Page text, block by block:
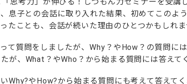
思考力」が伸びる！しつもん力セミナーを受講
息子との会話に取り入れた結果、初めてこのよ
たことも、会話が続いた理由のひとつかもしれま
て質問をしましたが、Why？やHow？の質問に
が、What？やWho？から始まる質問には答えて
Why?やHow?から始まる質問にも考えて答えてく